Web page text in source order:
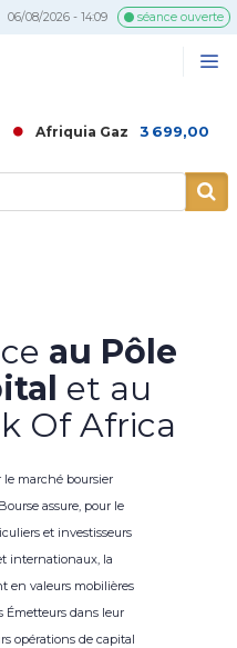
06/08/2026 - 14:09 séance ouverte
Gaz 3 699,00 -0,03 %
au Pôle
et au
Of Africa
le marché boursier
assure, pour le
et investisseurs
internationaux, la
en valeurs mobilières
Émetteurs dans leur
opérations de capital